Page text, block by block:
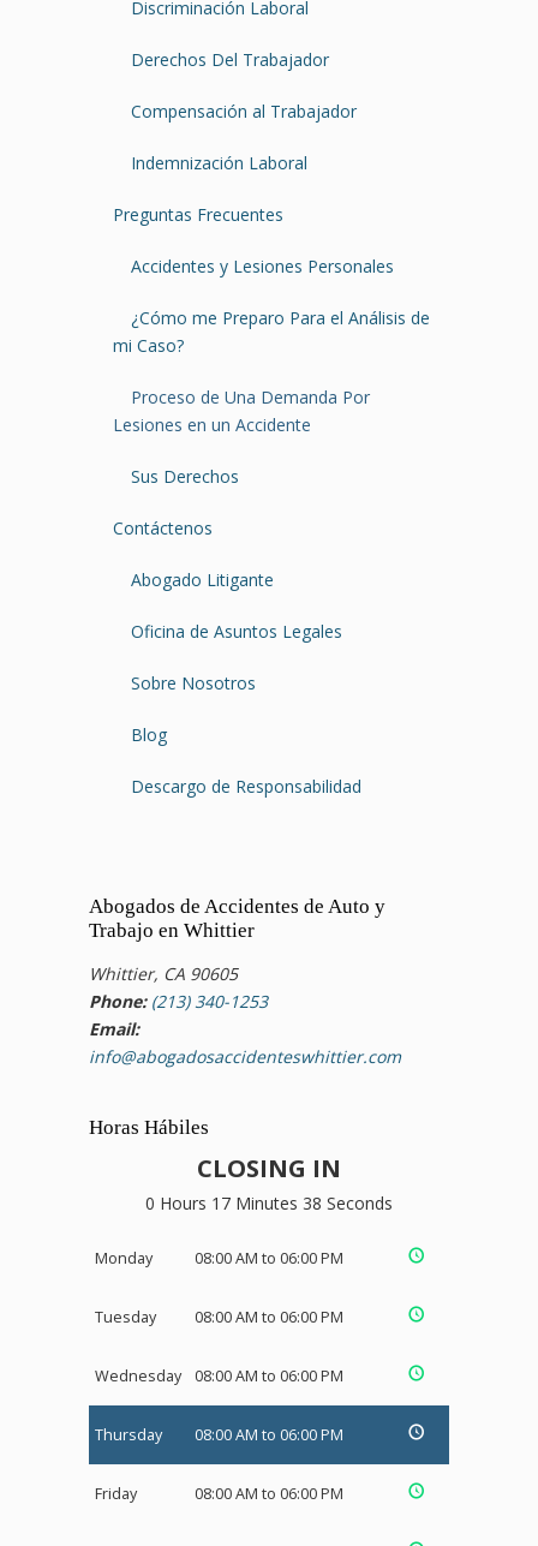
Discriminación Laboral
Derechos Del Trabajador
Compensación al Trabajador
Indemnización Laboral
Preguntas Frecuentes
Accidentes y Lesiones Personales
¿Cómo me Preparo Para el Análisis de
mi Caso?
Proceso de Una Demanda Por
Lesiones en un Accidente
Sus Derechos
Contáctenos
Abogado Litigante
Oficina de Asuntos Legales
Sobre Nosotros
Blog
Descargo de Responsabilidad
Abogados de Accidentes de Auto y
Trabajo en Whittier
Whittier, CA 90605
Phone: (213) 340-1253
Email:
info@abogadosaccidenteswhittier.com
Horas Hábiles
CLOSING IN
0 Hours 17 Minutes 37 Seconds
Monday 08:00 AM to 06:00 PM
Tuesday 08:00 AM to 06:00 PM
Wednesday 08:00 AM to 06:00 PM
Thursday 08:00 AM to 06:00 PM
Friday 08:00 AM to 06:00 PM